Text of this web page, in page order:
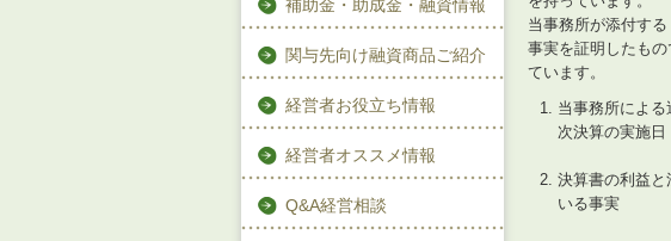
補助金・助成金・融資情報
関与先向け融資商品ご紹介
経営者お役立ち情報
経営者オススメ情報
Q&A経営相談
当事務所が添付する
事実を証明したも
ています。
当事務所によ
次決算の実施日
決算書の利益と
いる事実